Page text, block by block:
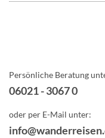
Persönliche Beratung
06021 - 3067 0
oder per E-Mail unter: